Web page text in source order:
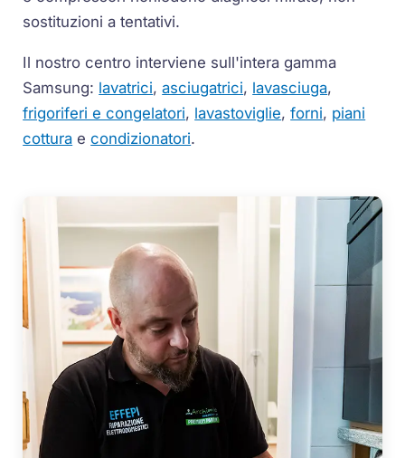
sostituzioni a tentativi.
Il nostro centro interviene sull'intera gamma
Samsung: lavatrici,asciugatrici, lavasciuga,
frigoriferi e congelatori, lavastoviglie,forni, piani
cottura econdizionatori.